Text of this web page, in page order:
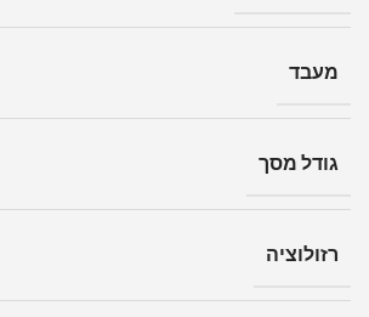
יציאות
1x RJ45 Gigabit Ethernet
2x USB 2.0 Type-A
מעבד
גודל מסך
רזולוציה